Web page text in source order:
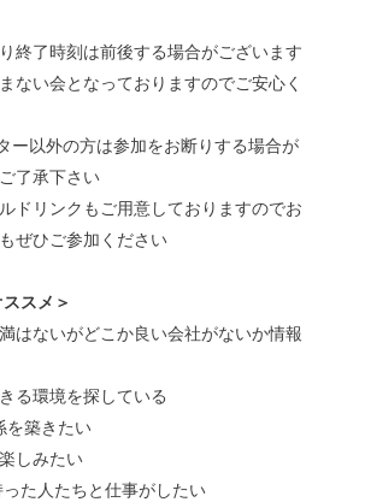
終了時刻は前後する場合がございます
ない会となっておりますのでご安心く
ー以外の方は参加をお断りする場合が
了承下さい
ドリンクもご用意しておりますのでお
ぜひご参加ください
スメ＞
はないがどこか良い会社がないか情報
る環境を探している
を築きたい
しみたい
った人たちと仕事がしたい